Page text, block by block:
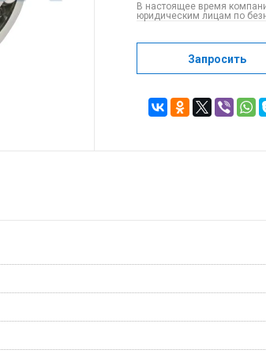
В настоящее время
юридическим лицам по
Запросить